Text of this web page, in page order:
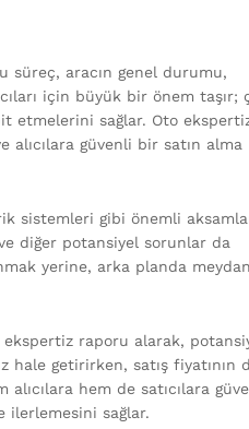
süreç, aracın genel durumu,
için büyük bir önem taşır;
etmelerini sağlar. Oto
alıcılara güvenli bir satın alma
sistemleri gibi önemli
ve diğer potansiyel sorunlar da
yerine, arka planda
ekspertiz raporu alarak,
hale getirirken, satış fiyatının
hem de satıcılara
ilerlemesini sağlar.